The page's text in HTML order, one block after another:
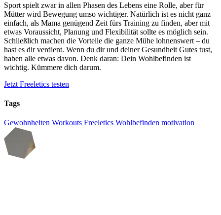
Sport spielt zwar in allen Phasen des Lebens eine Rolle, aber für
Mütter wird Bewegung umso wichtiger. Natürlich ist es nicht ganz
einfach, als Mama genügend Zeit fürs Training zu finden, aber mit
etwas Voraussicht, Planung und Flexibilität sollte es möglich sein.
Schließlich machen die Vorteile die ganze Mühe lohnenswert – du
hast es dir verdient. Wenn du dir und deiner Gesundheit Gutes tust,
haben alle etwas davon. Denk daran: Dein Wohlbefinden ist
wichtig. Kümmere dich darum.
Jetzt Freeletics testen
Tags
Gewohnheiten Workouts Freeletics Wohlbefinden motivation